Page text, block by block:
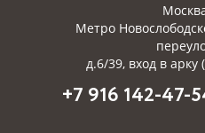
Метро
д.6/39, вход в арку
+7 916 142-47-